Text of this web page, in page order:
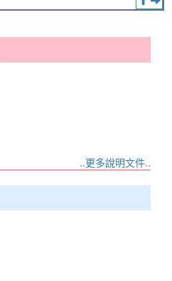
..更多說明文件..